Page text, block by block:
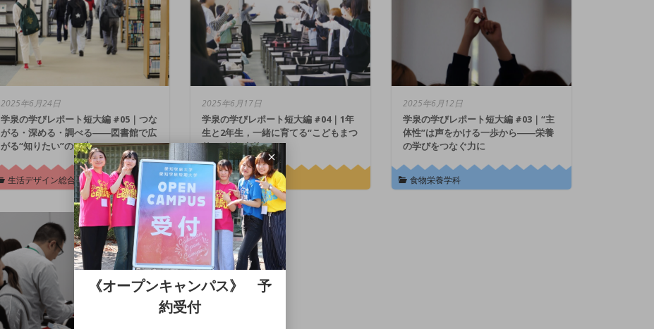
2025年6月24日
学泉の学びレポート短大編 #05｜つな
がる・深める・調べる――図書館で広
がる“知りたい”の一歩
生活デザイン総合学科
2025年6月17日
学泉の学びレポート短大編 #04｜1年
生と2年生，一緒に育てる“こどもまつ
り”のはじまり
幼児教育学科
2025年6月12日
学泉の学びレポート短大編 #03｜“主
体性”は声をかける一歩から――栄養
の学びをつなぐ力に
食物栄養学科
《オープンキャンパス》 予
約受付